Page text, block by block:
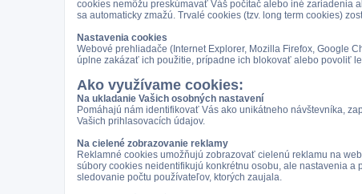
cookies nemôžu preskúmavať Váš počítač alebo iné zariadenia
sa automaticky zmažú. Trvalé cookies (tzv. long term cookies)
Nastavenia cookies
Webové prehliadače (Internet Explorer, Mozilla Firefox, Google
úplne zakázať ich použitie, prípadne ich blokovať alebo povoliť
Ako využívame cookies:
Na ukladanie Vašich osobných nastavení
Pomáhajú nám identifikovať Vás ako unikátneho návštevníka,
Vašich prihlasovacích údajov.
Na cielené zobrazovanie reklamy
Reklamné cookies umožňujú zobrazovať cielenú reklamu na
súbory cookies neidentifikujú konkrétnu osobu, ale nastavenia
sledovanie počtu používateľov, ktorých zaujala.